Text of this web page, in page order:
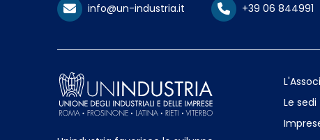
info@un-industria.it +39 06 844991
Le sedi